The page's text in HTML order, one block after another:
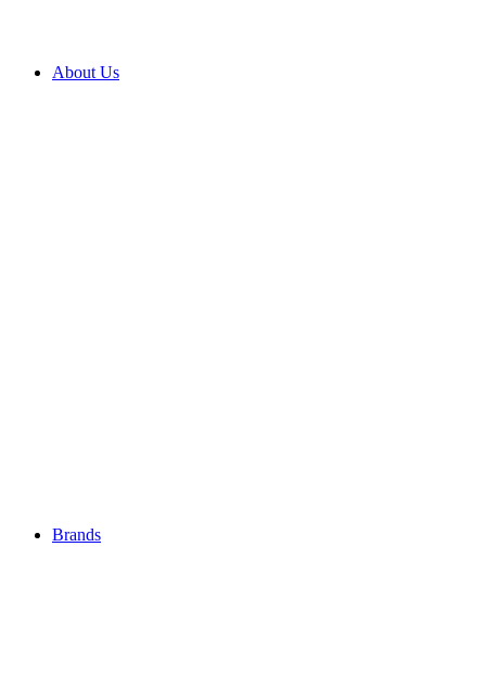
About Us
Brands